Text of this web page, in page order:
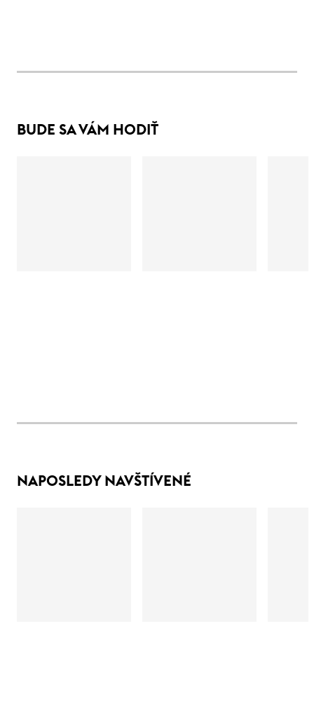
BUDE SA VÁM HODIŤ
NAPOSLEDY NAVŠTÍVENÉ